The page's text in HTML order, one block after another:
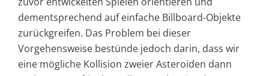
dementsprechend auf einfache Billboard-Objekte
zurückgreifen. Das Problem bei dieser
Vorgehensweise bestünde jedoch darin, dass wir
eine mögliche Kollision zweier Asteroiden dann